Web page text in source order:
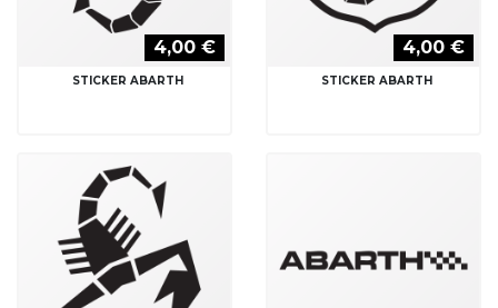
4,00 €
STICKER ABARTH
4,00 €
STICKER ABARTH